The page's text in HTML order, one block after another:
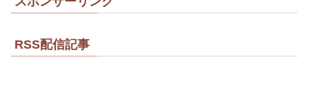
RSS配信記事